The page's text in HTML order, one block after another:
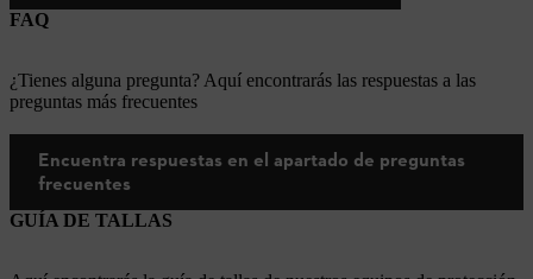
FAQ
¿Tienes alguna pregunta? Aquí encontrarás las respuestas a las
preguntas más frecuentes
Encuentra respuestas en el apartado de preguntas
frecuentes
GUÍA DE TALLAS